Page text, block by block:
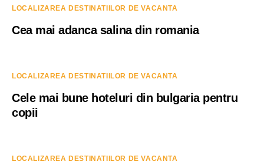
LOCALIZAREA DESTINATIILOR DE VACANTA
Cea mai adanca salina din romania
LOCALIZAREA DESTINATIILOR DE VACANTA
Cele mai bune hoteluri din bulgaria pentru
copii
LOCALIZAREA DESTINATIILOR DE VACANTA